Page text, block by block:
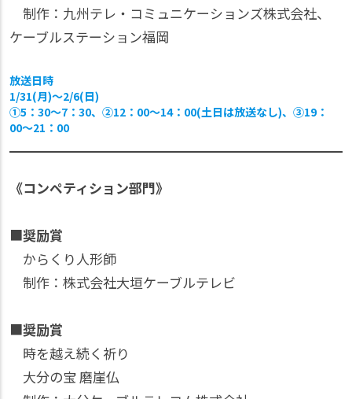
制作：九州テレ・コミュニケーションズ株式会社、
ケーブルステーション福岡
放送日時
1/31(月)〜2/6(日)
①5：30〜7：30、②12：00〜14：00(土日は放送なし)、③19：
00〜21：00
《コンペティション部門》
■奨励賞
からくり人形師
制作：株式会社大垣ケーブルテレビ
■奨励賞
時を越え続く祈り
大分の宝 磨崖仏